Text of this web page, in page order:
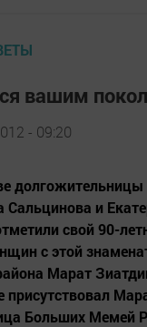
вашим
- 09:20
Сальцинова и
свой 90-
с этой
Марат
присутствовал
Больших Мемей